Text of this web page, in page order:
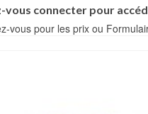
vous connecter pour
vous pour les prix ou